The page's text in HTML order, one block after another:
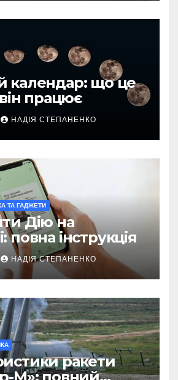
календар: що це
працює
НАДІЯ СТЕПАНЕНКО
ТА ГАДЖЕТИ
Дію на
повна інструкція
НАДІЯ СТЕПАНЕНКО
ракети